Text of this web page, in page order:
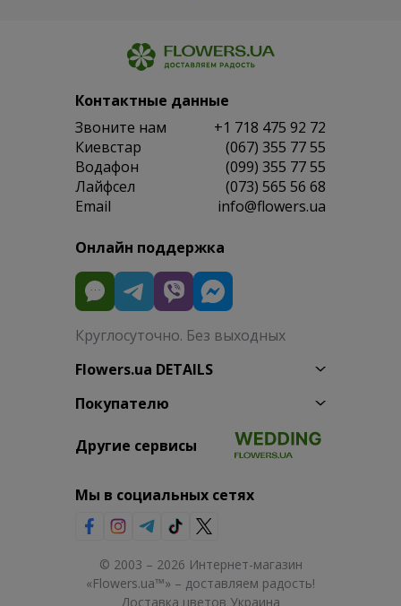
Контактные данные
Звоните нам
+1 718 475 92 72
Киевстар
(067) 355 77 55
Водафон
(099) 355 77 55
Лайфсел
(073) 565 56 68
Email
info@flowers.ua
Онлайн поддержка
Круглосуточно. Без выходных
Flowers.ua DETAILS
Покупателю
Другие сервисы
Мы в социальных сетях
© 2003 – 2026 Интернет-магазин
«Flowers.ua™» – доставляем радость!
Доставка цветов Украина